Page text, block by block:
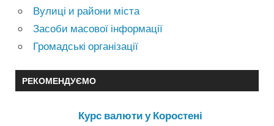
Вулиці и райони міста
Засоби масової інформації
Громадські організації
РЕКОМЕНДУЄМО
Курс валюти у Коростені